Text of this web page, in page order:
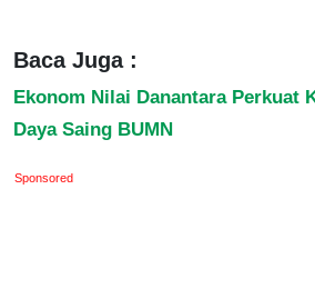
Baca Juga :
Ekonom Nilai Danantara Perkuat
Daya Saing BUMN
Sponsored